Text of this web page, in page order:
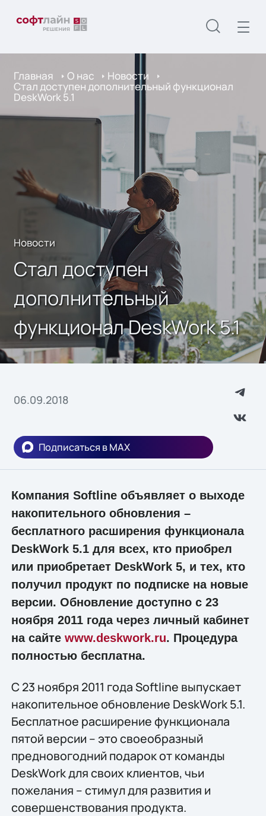
Главная О нас Новости
Стал доступен дополнительный функционал
DeskWork 5.1
Новости
Стал доступен
дополнительный
функционал DeskWork 5.1
06.09.2018
Подписаться в MAX
Компания Softline объявляет о выходе
накопительного обновления –
бесплатного расширения функционала
DeskWork 5.1 для всех, кто приобрел
или приобретает DeskWork 5, и тех, кто
получил продукт по подписке на новые
версии. Обновление доступно с 23
ноября 2011 года через личный кабинет
на сайте www.deskwork.ru. Процедура
полностью бесплатна.
С 23 ноября 2011 года Softline выпускает
накопительное обновление DeskWork 5.1.
Бесплатное расширение функционала
пятой версии – это своеобразный
предновогодний подарок от команды
DeskWork для своих клиентов, чьи
пожелания – стимул для развития и
совершенствования продукта.